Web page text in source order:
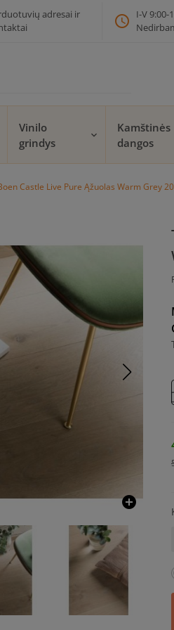
adresai ir
schedule
I-V 9:00-
Vinilo
grindys
Kamštinės
dangos
Castle Live Pure Ąžuolas Warm Grey
add_circle